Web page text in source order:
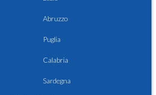
Abruzzo
Puglia
Calabria
Sardegna